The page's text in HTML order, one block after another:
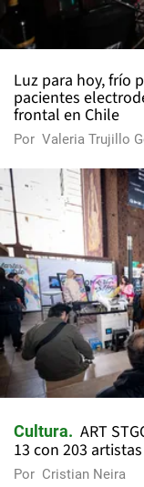
Luz para hoy, frío
pacientes
frontal en Chile
Por Valeria Trujillo
Cultura
ART
13 con 203
Por Cristian Neira